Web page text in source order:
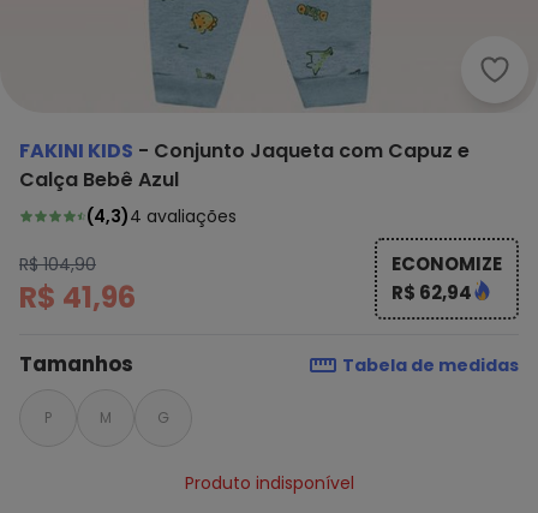
FAKINI KIDS - Conjunto Jaqueta com Capuz e
Calça Bebê Azul
(4,3)4 avaliações
R$ 104,90
R$ 41,96
ECONOMIZE
R$ 62,94
Tamanhos Tabela de medidas
P M G
Produto indisponível